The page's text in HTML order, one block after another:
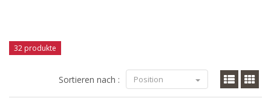
32 produkte
Sortieren nach : Position